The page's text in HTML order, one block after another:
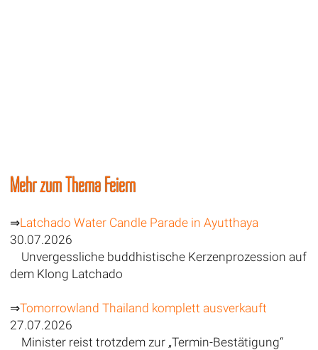
Mehr zum Thema Feiern
⇒Latchado Water Candle Parade in Ayutthaya
30.07.2026
Unvergessliche buddhistische Kerzenprozession auf
dem Klong Latchado
⇒Tomorrowland Thailand komplett ausverkauft
27.07.2026
Minister reist trotzdem zur „Termin-Bestätigung“